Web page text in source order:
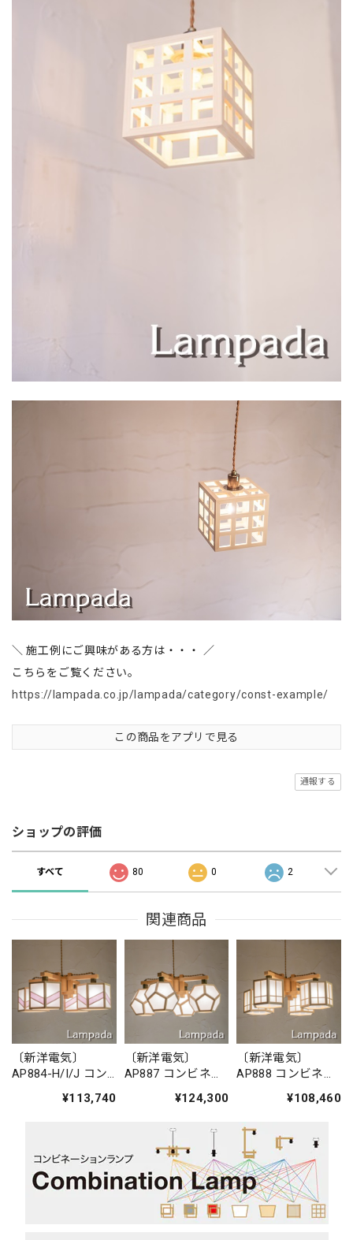
＼ 施工例にご興味がある方は・・・ ／
こちらをご覧ください。
https://lampada.co.jp/lampada/category/const-example/
この商品をアプリで見る
通報する
ショップの評価
すべて 80 0 2
関連商品
〔新洋電気〕
AP884-H/I/J コン
プ／シャンデリ
¥113,740
〔新洋電気〕
AP887 コンビネー
ャンデリア 求
¥124,300
〔新洋電気〕
AP888 コンビネー
ャンデリア 柚
yuu
¥108,460